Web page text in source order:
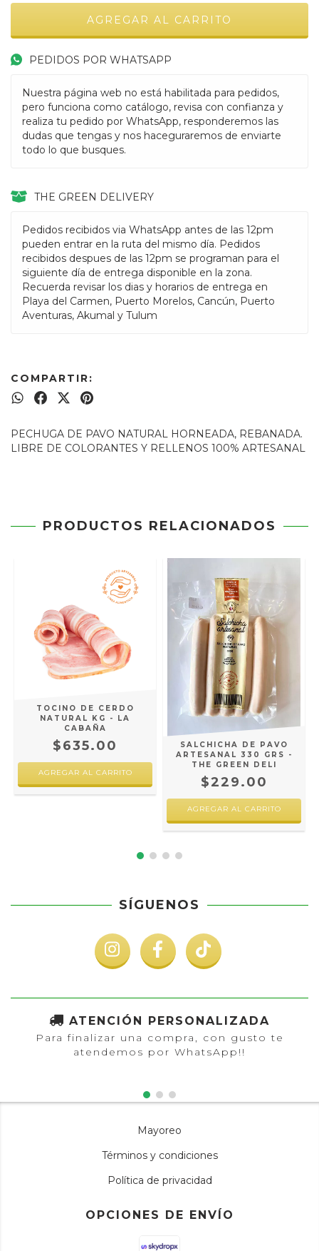
PEDIDOS POR WHATSAPP
Nuestra página web no está habilitada para pedidos,
pero funciona como catálogo, revisa con confianza y
realiza tu pedido por WhatsApp, responderemos las
dudas que tengas y nos haceguraremos de enviarte
todo lo que busques.
THE GREEN DELIVERY
Pedidos recibidos via WhatsApp antes de las 12pm
pueden entrar en la ruta del mismo día. Pedidos
recibidos despues de las 12pm se programan para el
siguiente día de entrega disponible en la zona.
Recuerda revisar los dias y horarios de entrega en
Playa del Carmen, Puerto Morelos, Cancún, Puerto
Aventuras, Akumal y Tulum
COMPARTIR:
PECHUGA DE PAVO NATURAL HORNEADA, REBANADA.
LIBRE DE COLORANTES Y RELLENOS 100% ARTESANAL
PRODUCTOS RELACIONADOS
TOCINO DE CERDO
NATURAL KG - LA
CABAÑA
$635.00
SALCHICHA DE PAVO
ARTESANAL 330 GRS -
THE GREEN DELI
$229.00
SÍGUENOS
ATENCIÓN PERSONALIZADA
Para finalizar una compra, con gusto te
atendemos por WhatsApp!!
Mayoreo
Términos y condiciones
Política de privacidad
OPCIONES DE ENVÍO